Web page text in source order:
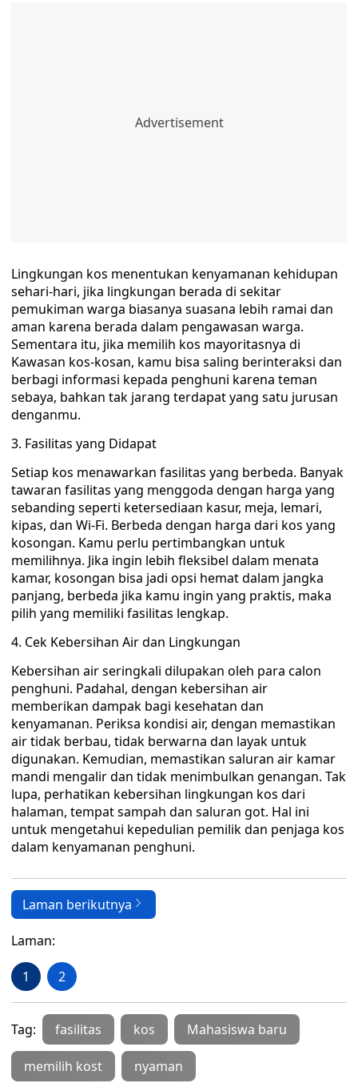
Lingkungan kos menentukan kenyamanan kehidupan
sehari-hari, jika lingkungan berada di sekitar
pemukiman warga biasanya suasana lebih ramai dan
aman karena berada dalam pengawasan warga.
Sementara itu, jika memilih kos mayoritasnya di
Kawasan kos-kosan, kamu bisa saling berinteraksi dan
berbagi informasi kepada penghuni karena teman
sebaya, bahkan tak jarang terdapat yang satu jurusan
denganmu.
3. Fasilitas yang Didapat
Setiap kos menawarkan fasilitas yang berbeda. Banyak
tawaran fasilitas yang menggoda dengan harga yang
sebanding seperti ketersediaan kasur, meja, lemari,
kipas, dan Wi-Fi. Berbeda dengan harga dari kos yang
kosongan. Kamu perlu pertimbangkan untuk
memilihnya. Jika ingin lebih fleksibel dalam menata
kamar, kosongan bisa jadi opsi hemat dalam jangka
panjang, berbeda jika kamu ingin yang praktis, maka
pilih yang memiliki fasilitas lengkap.
4. Cek Kebersihan Air dan Lingkungan
Kebersihan air seringkali dilupakan oleh para calon
penghuni. Padahal, dengan kebersihan air
memberikan dampak bagi kesehatan dan
kenyamanan. Periksa kondisi air, dengan memastikan
air tidak berbau, tidak berwarna dan layak untuk
digunakan. Kemudian, memastikan saluran air kamar
mandi mengalir dan tidak menimbulkan genangan. Tak
lupa, perhatikan kebersihan lingkungan kos dari
halaman, tempat sampah dan saluran got. Hal ini
untuk mengetahui kepedulian pemilik dan penjaga kos
dalam kenyamanan penghuni.
Laman berikutnya
Laman:
1 2
Tag: fasilitas kos Mahasiswa baru
memilih kost nyaman